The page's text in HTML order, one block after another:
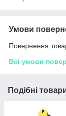
Умови
Повернення
Всі умови
Подібні